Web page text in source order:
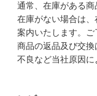
通常、在庫がある商
在庫がない場合は
案内いたします。ご
商品の返品及び交
不良など当社原因に